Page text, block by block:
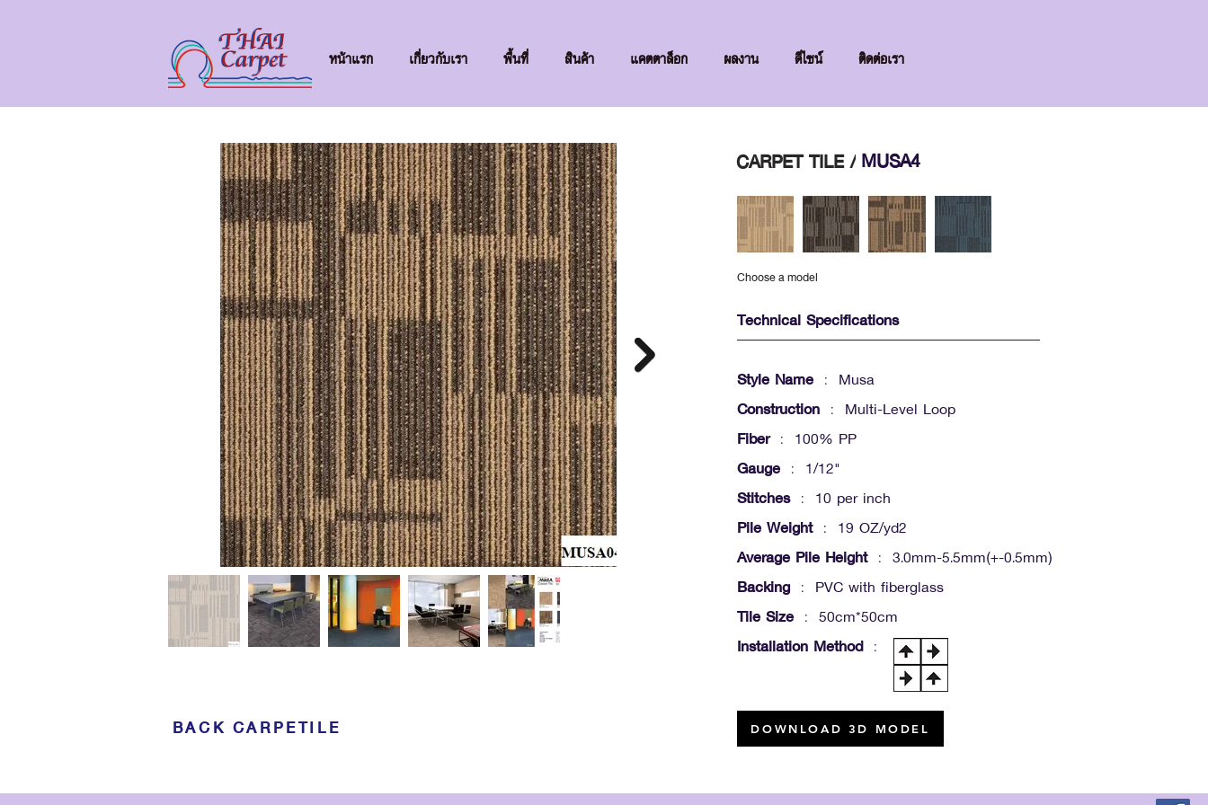
หน้าแรก เกี่ยวกับเรา พื้นที่ สินค้า แคตตาล็อก ผลงาน ดีไซน์ ติดต่อเรา
BACK CARPETILE
CARPET TILE / MUSA4
Choose a model
Technical Specifications
Style Name : Musa
Construction : Multi-Level Loop
Fiber: 100% PP
Gauge : 1/12"
Stitches: 10 per inch
Pile Weight: 19 OZ/yd2
Average Pile Height: 3.0mm-5.5mm(+-0.5mm)
Backing : PVC with fiberglass
Tile Size : 50cm*50cm
Installation Method:
DOWNLOAD 3D MODEL